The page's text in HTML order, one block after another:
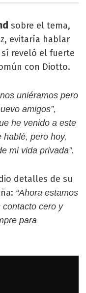
sobre el tema,
evitaría hablar
sí reveló el fuerte
con Diotto.
uniéramos pero
amigos”,
he venido a este
pero hoy,
mi vida privada”.
detalles de su
“Ahora estamos
cero y
para